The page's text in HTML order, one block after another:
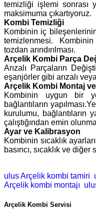
temizliği işlemi sonrası
maksimuma çıkartıyoruz.
Kombi Temizliği
Kombinin iç
temizlenmesi.
tozdan arındırılması.
Arçelik Kombi Parça
Arızalı Parçaların
eşanjörler gibi arızalı
Arçelik Kombi Montaj
Kombinin uygun bir
bağlantıların
kurulumu, bağlantıların
çalıştığından emin
Ayar ve Kalibrasyon
Kombinin sıcaklık
basıncı, sıcaklık ve diğer
ulus Arçelik kombi tamiri
Arçelik kombi montajı
Arçelik Kombi Servisi